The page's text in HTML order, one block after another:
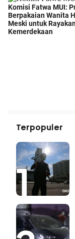
Terpopuler